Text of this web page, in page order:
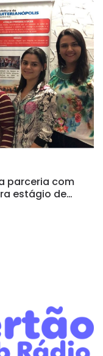
parceria com
estágio de